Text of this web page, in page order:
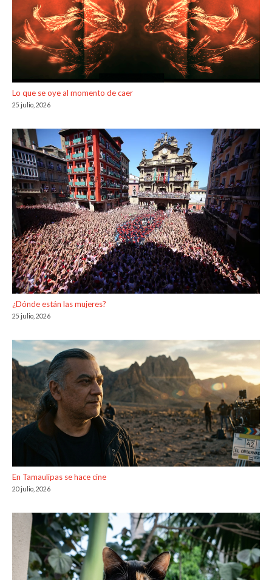
Lo que se oye al momento de caer
25 julio, 2026
¿Dónde están las mujeres?
25 julio, 2026
En Tamaulipas se hace cine
20 julio, 2026